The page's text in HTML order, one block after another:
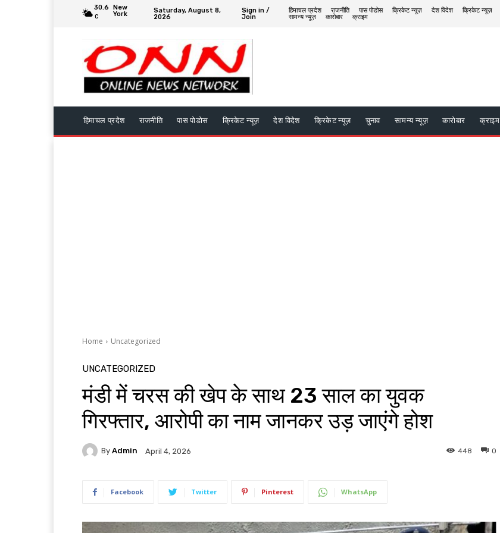
30.6
C
New
York
Saturday, August 8,
2026
Sign in /
Join
हिमाचल प्रदेश राजनीति पास पोडोस क्रिकेट न्यूज़ देश विदेश क्रिकेट न्यूज़
सामन्य न्यूज़
कारोबार क्राइम
हिमाचल प्रदेश राजनीति पास पोडोस क्रिकेट न्यूज़ देश विदेश क्रिकेट न्यूज़ चुनाव सामन्य न्यूज़ कारोबार क्राइम
Home Uncategorized
UNCATEGORIZED
मंडी में चरस की खेप के साथ 23 साल का युवक
गिरफ्तार, आरोपी का नाम जानकर उड़ जाएंगे होश
By Admin April 4, 2026 0
448
Facebook Twitter Pinterest WhatsApp